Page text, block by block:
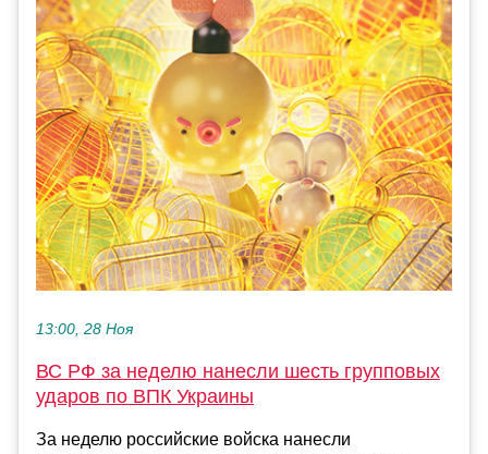
13:00, 28 Ноя
ВС РФ за неделю нанесли шесть групповых
ударов по ВПК Украины
За неделю российские войска нанесли